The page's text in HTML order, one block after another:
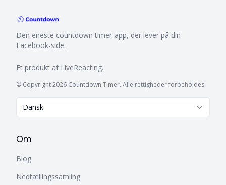
Den eneste countdown timer-app, der lever på din
Facebook-side.
Et produkt af LiveReacting.
© Copyright 2026 Countdown Timer. Alle rettigheder forbeholdes.
Dansk
Om
Blog
Nedtællingssamling